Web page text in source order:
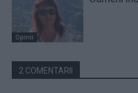
Opinii
2 COMENTARII